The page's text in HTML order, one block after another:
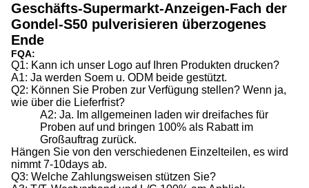
Geschäfts-Supermarkt-Anzeigen-Fach der
Gondel-S50 pulverisieren überzogenes
Ende
FQA:
Q1: Kann ich unser Logo auf Ihren Produkten drucken?
A1: Ja werden Soem u. ODM beide gestützt.
Q2: Können Sie Proben zur Verfügung stellen? Wenn ja,
wie über die Lieferfrist?
A2: Ja. Im allgemeinen laden wir dreifaches für
Proben auf und bringen 100% als Rabatt im
Großauftrag zurück.
Hängen Sie von den verschiedenen Einzelteilen, es wird
nimmt 7-10days ab.
Q3: Welche Zahlungsweisen stützen Sie?